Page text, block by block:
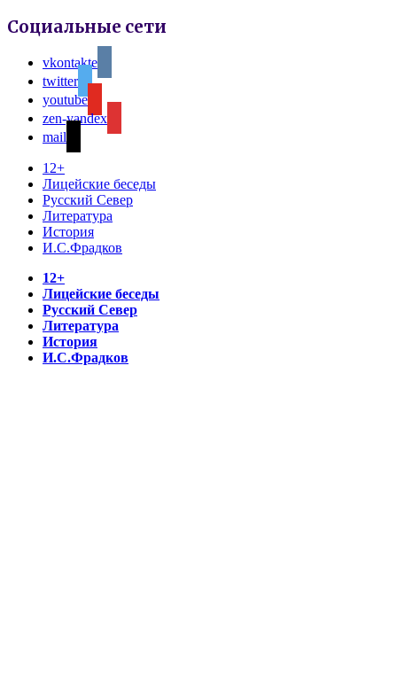
Социальные сети
vkontakte
twitter
youtube
zen-yandex
mail
12+
Лицейские беседы
Русский Север
Литература
История
И.С.Фрадков
12+
Лицейские беседы
Русский Север
Литература
История
И.С.Фрадков